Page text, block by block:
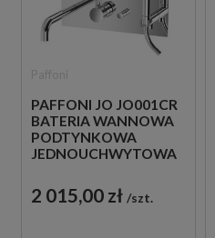
PAFFONI JO JO001CR
BATERIA WANNOWA
PODTYNKOWA
JEDNOUCHWYTOWA
2 015,00 zł szt.